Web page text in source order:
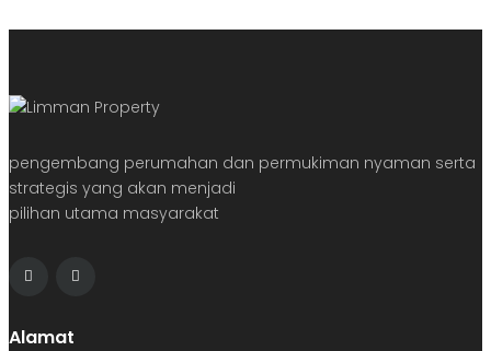
pengembang perumahan dan permukiman nyaman serta
strategis yang akan menjadi
pilihan utama masyarakat
Alamat